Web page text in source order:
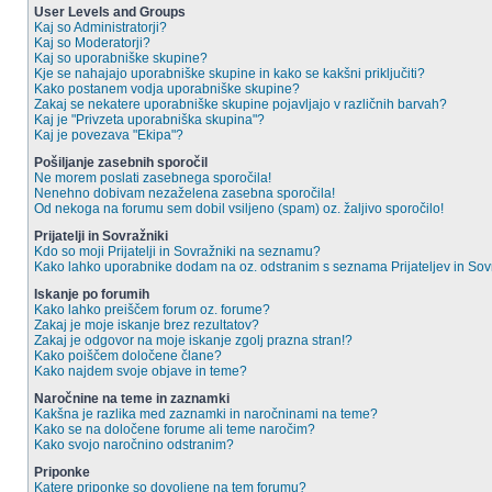
User Levels and Groups
Kaj so Administratorji?
Kaj so Moderatorji?
Kaj so uporabniške skupine?
Kje se nahajajo uporabniške skupine in kako se kakšni priključiti?
Kako postanem vodja uporabniške skupine?
Zakaj se nekatere uporabniške skupine pojavljajo v različnih barvah?
Kaj je "Privzeta uporabniška skupina"?
Kaj je povezava "Ekipa"?
Pošiljanje zasebnih sporočil
Ne morem poslati zasebnega sporočila!
Nenehno dobivam nezaželena zasebna sporočila!
Od nekoga na forumu sem dobil vsiljeno (spam) oz. žaljivo sporočilo!
Prijatelji in Sovražniki
Kdo so moji Prijatelji in Sovražniki na seznamu?
Kako lahko uporabnike dodam na oz. odstranim s seznama Prijateljev in
Iskanje po forumih
Kako lahko preiščem forum oz. forume?
Zakaj je moje iskanje brez rezultatov?
Zakaj je odgovor na moje iskanje zgolj prazna stran!?
Kako poiščem določene člane?
Kako najdem svoje objave in teme?
Naročnine na teme in zaznamki
Kakšna je razlika med zaznamki in naročninami na teme?
Kako se na določene forume ali teme naročim?
Kako svojo naročnino odstranim?
Priponke
Katere priponke so dovoljene na tem forumu?